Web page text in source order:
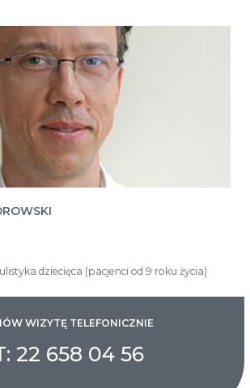
dziecięca (pacjenci od 9 roku życia)
WIZYTĘ TELEFONICZNIE
22 658 04 56